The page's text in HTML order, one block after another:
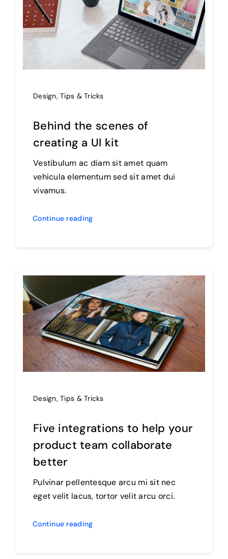
Design,Tips & Tricks
Behind the scenes of
creating a UI kit
Vestibulum ac diam sit amet quam
vehicula elementum sed sit amet dui
vivamus.
Continue reading
Design,Tips & Tricks
Five integrations to help your
product team collaborate
better
Pulvinar pellentesque arcu mi sit nec
eget velit lacus, tortor velit arcu orci.
Continue reading